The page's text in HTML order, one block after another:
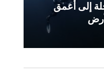
إلى أعمق